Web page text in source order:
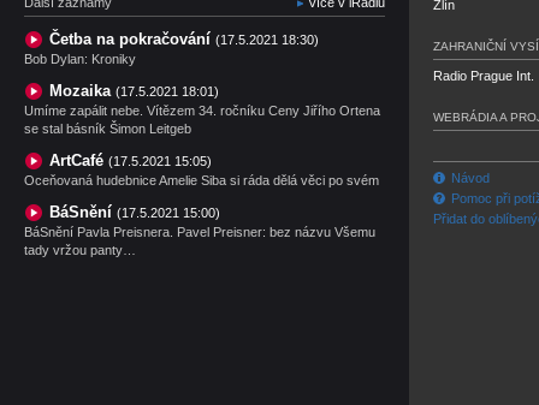
Četba na pokračování (17.5.2021 18:30)
Bob Dylan: Kroniky
Mozaika (17.5.2021 18:01)
Umíme zapálit nebe. Vítězem 34. ročníku Ceny Jiřího Ortena
se stal básník Šimon Leitgeb
ArtCafé (17.5.2021 15:05)
Oceňovaná hudebnice Amelie Siba si ráda dělá věci po svém
BáSnění (17.5.2021 15:00)
BáSnění Pavla Preisnera. Pavel Preisner: bez názvu Všemu
tady vržou panty…
Zlín
ZAHRANIČNÍ
Radio Prague Int.
WEBRÁDIA A
Návod
Pomoc při
Přidat do